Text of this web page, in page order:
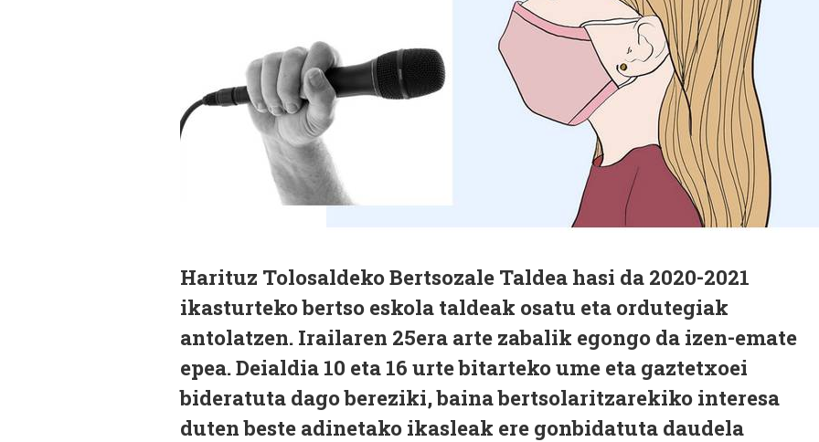
Harituz Tolosaldeko Bertsozale Taldea hasi da 2020-2021
ikasturteko bertso eskola taldeak osatu eta ordutegiak
antolatzen. Irailaren 25era arte zabalik egongo da izen-emate
epea. Deialdia 10 eta 16 urte bitarteko ume eta gaztetxoei
bideratuta dago bereziki, baina bertsolaritzarekiko interesa
duten beste adinetako ikasleak ere gonbidatuta daudela